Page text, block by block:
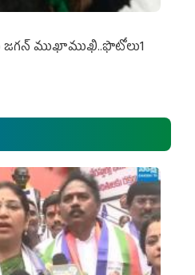
ముఖాముఖి..ఫొటోలు1